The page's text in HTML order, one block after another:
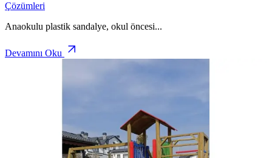
Çözümleri
Anaokulu plastik sandalye, okul öncesi...
Devamını Oku